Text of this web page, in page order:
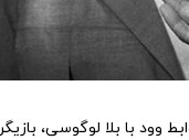
وود با بلا لوگوسی، بازیگر